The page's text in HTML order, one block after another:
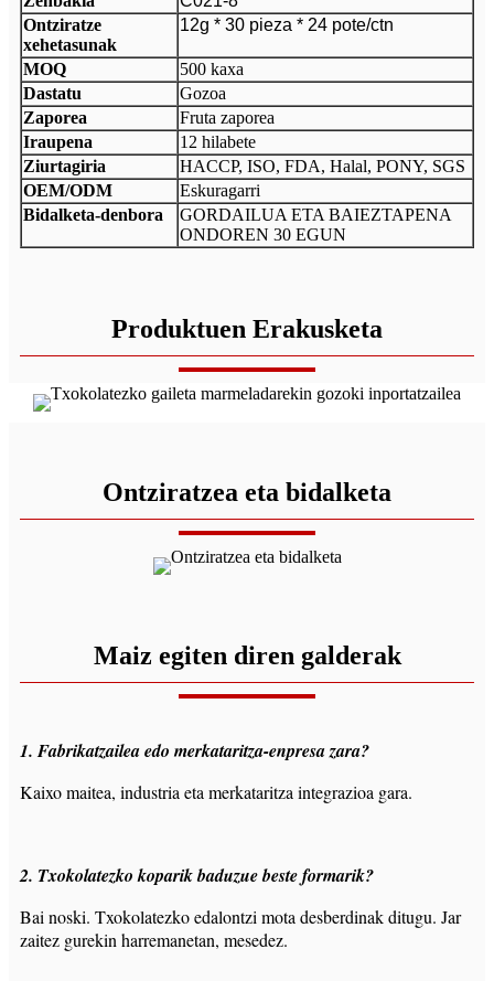
Ontziratze
xehetasunak
12g * 30 pieza * 24 pote/ctn
MOQ
500 kaxa
Dastatu
Gozoa
Zaporea
Fruta zaporea
Iraupena
12 hilabete
Ziurtagiria
HACCP, ISO, FDA, Halal, PONY, SGS
OEM/ODM
Eskuragarri
Bidalketa-denbora
GORDAILUA ETA BAIEZTAPENA
ONDOREN 30 EGUN
Produktuen Erakusketa
Ontziratzea eta bidalketa
Maiz egiten diren galderak
1. Fabrikatzailea edo merkataritza-enpresa zara?
Kaixo maitea, industria eta merkataritza integrazioa gara.
2. Txokolatezko koparik baduzue beste formarik?
Bai noski. Txokolatezko edalontzi mota desberdinak ditugu. Jar
zaitez gurekin harremanetan, mesedez.